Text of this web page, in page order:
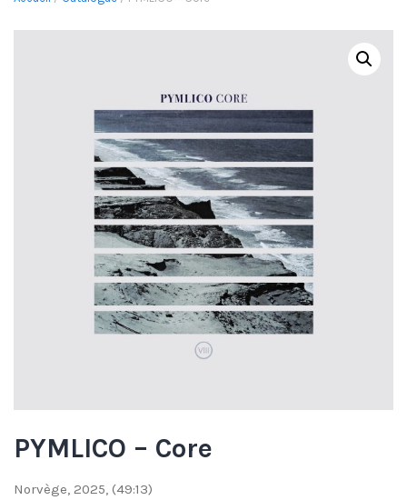
PYMLICO – Core
Norvège, 2025, (49:13)